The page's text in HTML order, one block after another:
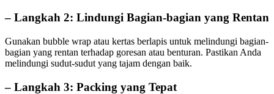
– Langkah 2: Lindungi Bagian-bagian yang Rentan
Gunakan bubble wrap atau kertas berlapis untuk melindungi bagian-
bagian yang rentan terhadap goresan atau benturan. Pastikan Anda
melindungi sudut-sudut yang tajam dengan baik.
– Langkah 3: Packing yang Tepat